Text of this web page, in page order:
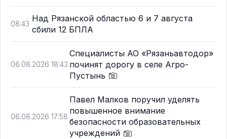
08:43
Над Рязанской областью 6 и 7 августа
сбили 12 БПЛА
06.08.2026 18:43
Специалисты АО «Рязаньавтодор»
починят дорогу в селе Агро-
Пустынь
06.08.2026 17:58
Павел Малков поручил уделять
повышенное внимание
безопасности образовательных
учреждений